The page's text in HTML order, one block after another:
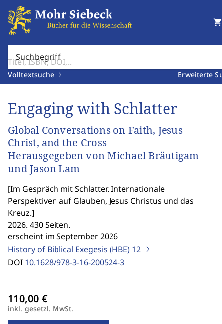
Suchbegriff
Volltextsuche Erweiterte
shopping_cart
Engaging with Schlatter
Global Conversations on Faith, Jesus
Christ, and the Cross
Herausgegeben von Michael Bräutigam
und Jason Lam
[Im Gespräch mit Schlatter. Internationale
Perspektiven auf Glauben, Jesus Christus und das
Kreuz.]
2026. 430 Seiten.
erscheint im September 2026
History of Biblical Exegesis (HBE) 12
DOI 10.1628/978-3-16-200524-3
inkl. gesetzl. MwSt.